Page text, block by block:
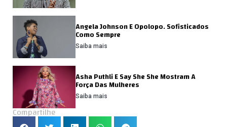
Angela Johnson E Opolopo. Sofisticados
Como Sempre
Saiba mais
Asha Puthli E Say She She Mostram A
Força Das Mulheres
Saiba mais
Compartilhe